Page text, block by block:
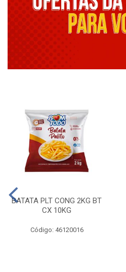
BATATA PLT CONG 2KG BT
CX 10KG
Código: 46120016